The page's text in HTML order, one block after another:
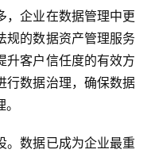
，企业在数据管理中更
规的数据资产管理服务
升客户信任度的有效方
行数据治理，确保数据
。数据已成为企业最重